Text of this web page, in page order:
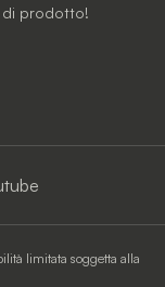
di prodotto!
limitata soggetta alla